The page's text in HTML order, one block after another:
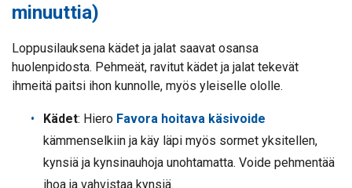
minuuttia)
Loppusilauksena kädet ja jalat saavat osansa
huolenpidosta. Pehmeät, ravitut kädet ja jalat tekevät
ihmeitä paitsi ihon kunnolle, myös yleiselle ololle.
Kädet: Hiero Favora hoitava käsivoide
kämmenselkiin ja käy läpi myös sormet yksitellen,
kynsiä ja kynsinauhoja unohtamatta. Voide pehmentää
ihoa ja vahvistaa kynsiä.